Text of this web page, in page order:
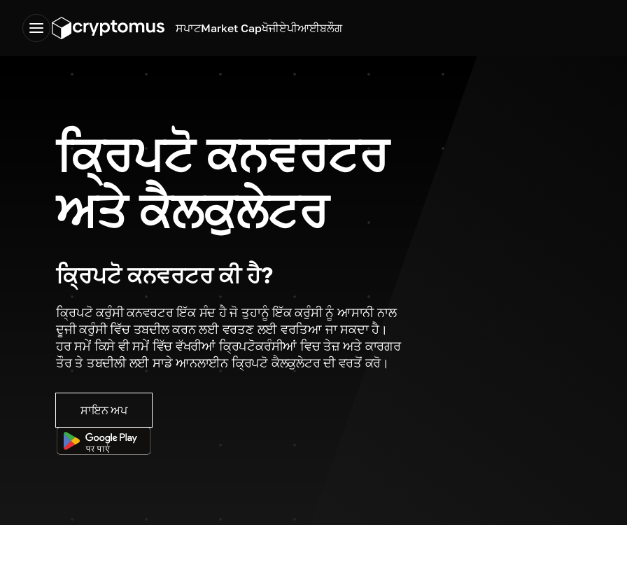
ਸਪਾਟMarket Capਖੋਜੀਏਪੀਆਈਬਲੌਗ
ਕ੍ਰਿਪਟੋ ਕਨਵਰਟਰ
ਅਤੇ ਕੈਲਕੁਲੇਟਰ
ਕ੍ਰਿਪਟੋ ਕਨਵਰਟਰ ਕੀ ਹੈ?
ਕ੍ਰਿਪਟੋ ਕਰੁੰਸੀ ਕਨਵਰਟਰ ਇੱਕ ਸੰਦ ਹੈ ਜੋ ਤੁਹਾਨੂੰ ਇੱਕ ਕਰੁੰਸੀ ਨੂੰ ਆਸਾਨੀ ਨਾਲ
ਦੂਜੀ ਕਰੁੰਸੀ ਵਿੱਚ ਤਬਦੀਲ ਕਰਨ ਲਈ ਵਰਤਣ ਲਈ ਵਰਤਿਆ ਜਾ ਸਕਦਾ ਹੈ।
ਹਰ ਸਮੇਂ ਕਿਸੇ ਵੀ ਸਮੇਂ ਵਿੱਚ ਵੱਖਰੀਆਂ ਕ੍ਰਿਪਟੋਕਰੰਸੀਆਂ ਵਿਚ ਤੇਜ਼ ਅਤੇ ਕਾਰਗਰ
ਤੌਰ ਤੇ ਤਬਦੀਲੀ ਲਈ ਸਾਡੇ ਆਨਲਾਈਨ ਕ੍ਰਿਪਟੋ ਕੈਲਕੁਲੇਟਰ ਦੀ ਵਰਤੋਂ ਕਰੋ।
ਸਾਇਨ ਅਪ